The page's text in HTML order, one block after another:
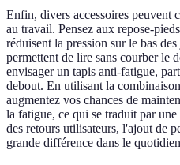
Enfin, divers accessoires peuvent
au travail. Pensez aux repose-
réduisent la pression sur le bas
permettent de lire sans courber le
envisager un tapis anti-fatigue,
debout. En utilisant la
augmentez vos chances de
la fatigue, ce qui se traduit par
des retours utilisateurs, l'ajout de
grande différence dans le